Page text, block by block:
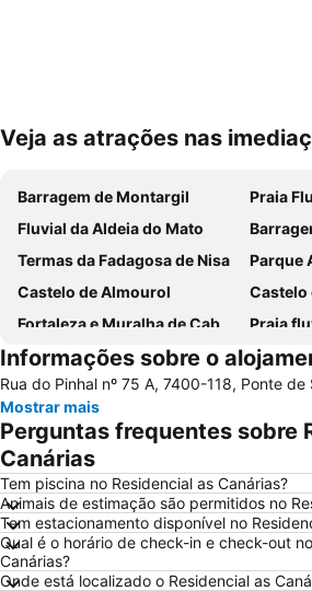
Ampliar mapa
Veja as atrações nas
Barragem de Montargil
Praia
Fluvial da Aldeia do Mato
Termas da Fadagosa de Nisa
Parque
Castelo de Almourol
Castelo
Fortaleza e Muralha de Cabeço de Vide
Praia
Parque Ecológico do Gameiro Estação
Mosteiro de Santa Maria de Flor da Rosa
Estação de
Parque Aquático do Crato
Fluvial
Pelourinho de Montargil
Igreja da Aldeia Velha
Igreja do
Pelourinho de Cabeção
Anta de
Aldeia do Arripiado
Água
Villa Lusitano-Romana de Torre de Palma
Diver
Informações sobre o
Rua do Pinhal nº 75 A, 7400-118, Ponte de
Mostrar mais
Perguntas frequentes sobre
Canárias
Tem piscina no Residencial as Canárias?
Animais de estimação são permitidos no
Tem estacionamento disponível no
Qual é o horário de check-in e check-out
Canárias?
Onde está localizado o Residencial as